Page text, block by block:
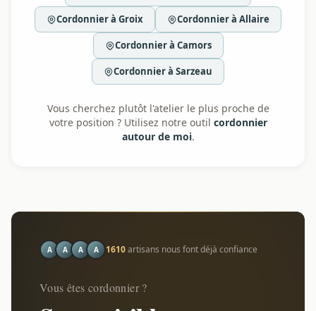
Cordonnier à Groix Cordonnier à Allaire
Cordonnier à Camors
Cordonnier à Sarzeau
Vous cherchez plutôt l'atelier le plus proche de
votre position ? Utilisez notre outil cordonnier
autour de moi.
A A A A 1610artisans nous font déjà confiance
Vous êtes cordonnier ?